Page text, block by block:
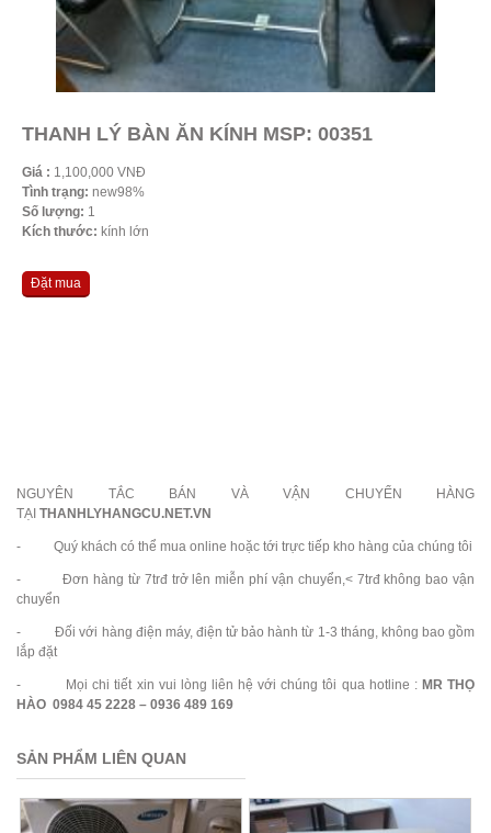
THANH LÝ BÀN ĂN KÍNH MSP: 00351
Giá : 1,100,000 VNĐ
Tình trạng: new98%
Số lượng: 1
Kích thước: kính lớn
Đặt mua
NGUYÊN TẮC BÁN VÀ VẬN CHUYỂN HÀNG
TẠI THANHLYHANGCU.NET.VN
- Quý khách có thể mua online hoặc tới trực tiếp kho hàng của chúng tôi
- Đơn hàng từ 7trđ trở lên miễn phí vận chuyển,< 7trđ không bao vận
chuyển
- Đối với hàng điện máy, điện tử bảo hành từ 1-3 tháng, không bao gồm
lắp đặt
- Mọi chi tiết xin vui lòng liên hệ với chúng tôi qua hotline : MR THỌ
HÀO 0984 45 2228 – 0936 489 169
SẢN PHẨM LIÊN QUAN